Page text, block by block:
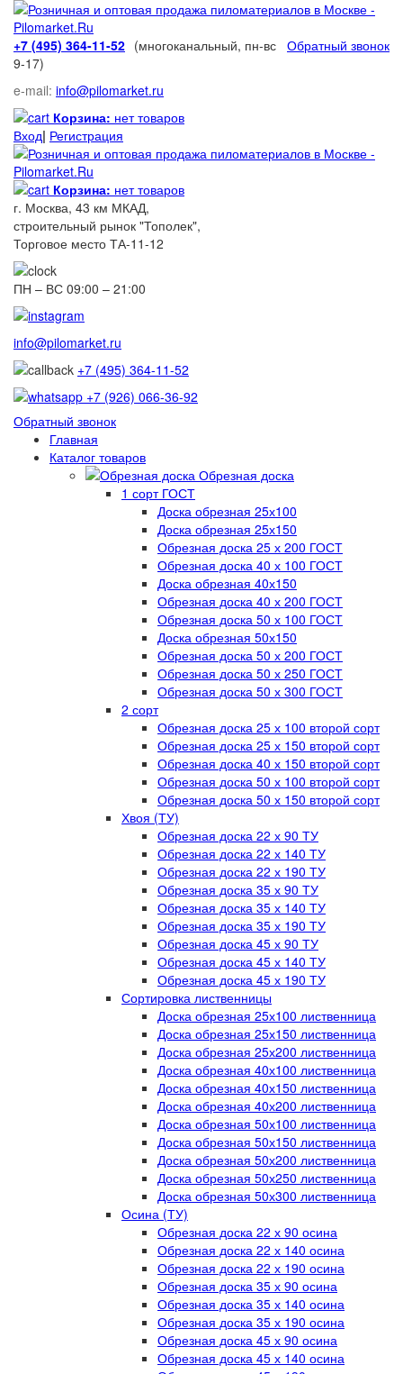
+7 (495) 364-11-52 Обратный звонок
(многоканальный, пн-вс
9-17)
e-mail: info@pilomarket.ru
Корзина: нет товаров
Вход| Регистрация
Корзина: нет товаров
г. Москва, 43 км МКАД,
строительный рынок "Тополек",
Торговое место ТА-11-12
ПН – ВС 09:00 – 21:00
info@pilomarket.ru
+7 (495) 364-11-52
+7 (926) 066-36-92
Обратный звонок
Главная
Каталог товаров
Обрезная доска
1 сорт ГОСТ
Доска обрезная 25х100
Доска обрезная 25х150
Обрезная доска 25 х 200 ГОСТ
Обрезная доска 40 х 100 ГОСТ
Доска обрезная 40х150
Обрезная доска 40 х 200 ГОСТ
Обрезная доска 50 х 100 ГОСТ
Доска обрезная 50х150
Обрезная доска 50 х 200 ГОСТ
Обрезная доска 50 х 250 ГОСТ
Обрезная доска 50 х 300 ГОСТ
2 сорт
Обрезная доска 25 х 100 второй сорт
Обрезная доска 25 х 150 второй сорт
Обрезная доска 40 х 150 второй сорт
Обрезная доска 50 х 100 второй сорт
Обрезная доска 50 х 150 второй сорт
Хвоя (ТУ)
Обрезная доска 22 х 90 ТУ
Обрезная доска 22 х 140 ТУ
Обрезная доска 22 х 190 ТУ
Обрезная доска 35 х 90 ТУ
Обрезная доска 35 х 140 ТУ
Обрезная доска 35 х 190 ТУ
Обрезная доска 45 х 90 ТУ
Обрезная доска 45 х 140 ТУ
Обрезная доска 45 х 190 ТУ
Сортировка лиственницы
Доска обрезная 25х100 лиственница
Доска обрезная 25х150 лиственница
Доска обрезная 25х200 лиственница
Доска обрезная 40х100 лиственница
Доска обрезная 40х150 лиственница
Доска обрезная 40х200 лиственница
Доска обрезная 50х100 лиственница
Доска обрезная 50х150 лиственница
Доска обрезная 50х200 лиственница
Доска обрезная 50х250 лиственница
Доска обрезная 50х300 лиственница
Осина (ТУ)
Обрезная доска 22 х 90 осина
Обрезная доска 22 х 140 осина
Обрезная доска 22 х 190 осина
Обрезная доска 35 х 90 осина
Обрезная доска 35 х 140 осина
Обрезная доска 35 х 190 осина
Обрезная доска 45 х 90 осина
Обрезная доска 45 х 140 осина